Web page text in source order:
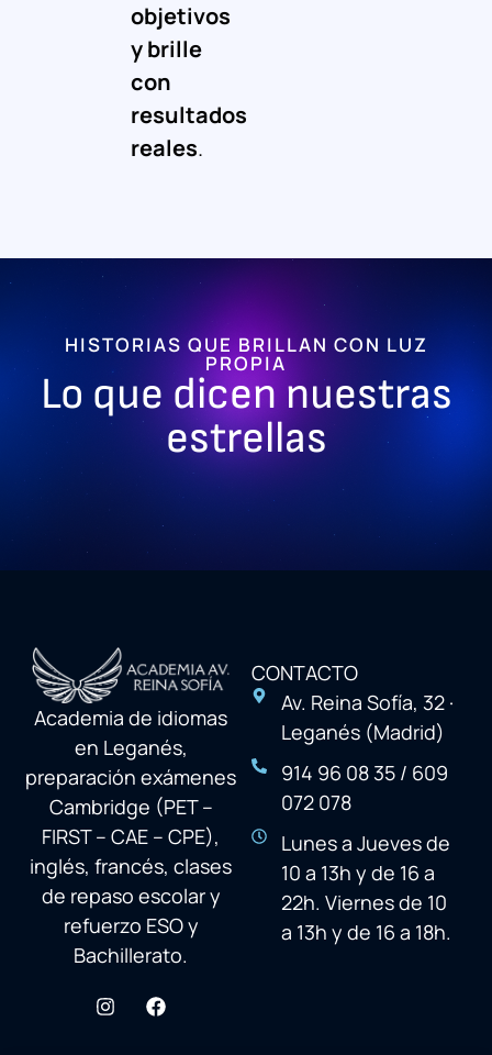
objetivos
y brille
con
resultados
reales.
HISTORIAS QUE BRILLAN CON LUZ
PROPIA
Lo que dicen nuestras
estrellas
Academia de idiomas
en Leganés,
preparación exámenes
Cambridge (PET –
FIRST – CAE – CPE),
inglés, francés, clases
de repaso escolar y
refuerzo ESO y
Bachillerato.
CONTACTO
Av. Reina Sofía, 32 ·
Leganés (Madrid)
914 96 08 35 / 609
072 078
Lunes a Jueves de
10 a 13h y de 16 a
22h. Viernes de 10
a 13h y de 16 a 18h.